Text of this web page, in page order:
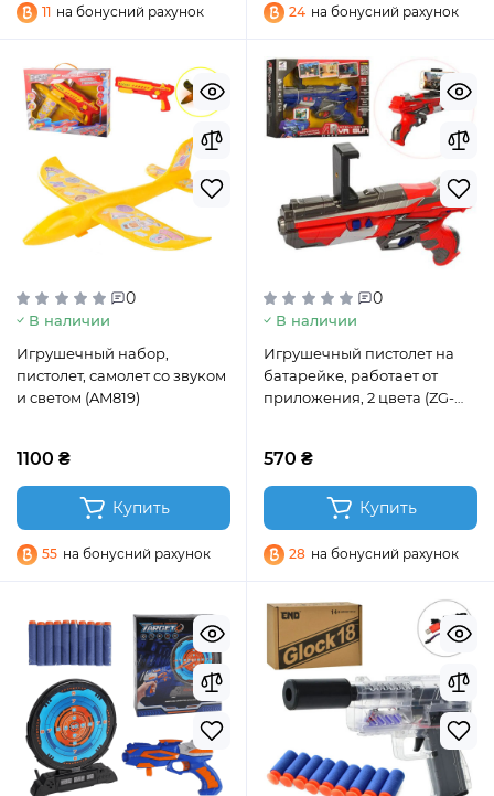
11 на бонусний рахунок 24 на бонусний рахунок
0
В наличии
Игрушечный набор,
пистолет, самолет со звуком
и светом (AM819)
1100 ₴
Купить
55 на бонусний рахунок
0
В наличии
Игрушечный пистолет на
батарейке, работает от
приложения, 2 цвета (ZG-
570 ₴
Купить
28 на бонусний рахунок